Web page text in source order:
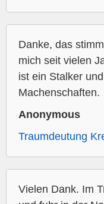
Danke, das
mich seit vielen
ist ein Stalker
Machenschaften.
Anonymous
Traumdeutung
Vielen Dank. Im